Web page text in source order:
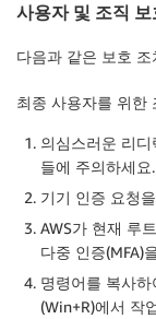
사용자 및 조직 보
다음과 같은 보호
최종 사용자를 위한
의심스러운 리
들에 주의하세요.
기기 인증 요청
AWS가 현재 루
다중 인증(MFA)
명령어를 복사
(Win+R)에서 작